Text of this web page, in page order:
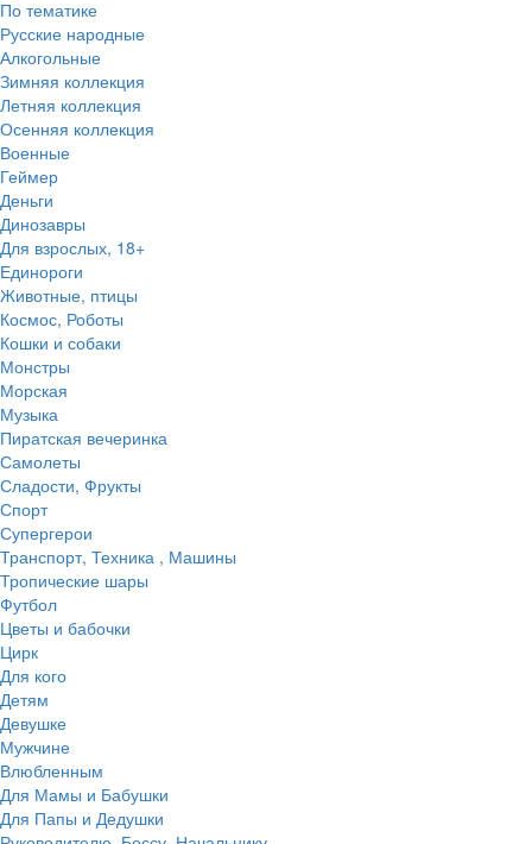
По тематике
Русские народные
Алкогольные
Зимняя коллекция
Летняя коллекция
Осенняя коллекция
Военные
Геймер
Деньги
Динозавры
Для взрослых, 18+
Единороги
Животные, птицы
Космос, Роботы
Кошки и собаки
Монстры
Морская
Музыка
Пиратская вечеринка
Самолеты
Сладости, Фрукты
Спорт
Супергерои
Транспорт, Техника , Машины
Тропические шары
Футбол
Цветы и бабочки
Цирк
Для кого
Детям
Девушке
Мужчине
Влюбленным
Для Мамы и Бабушки
Для Папы и Дедушки